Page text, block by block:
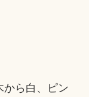
から白、ピン